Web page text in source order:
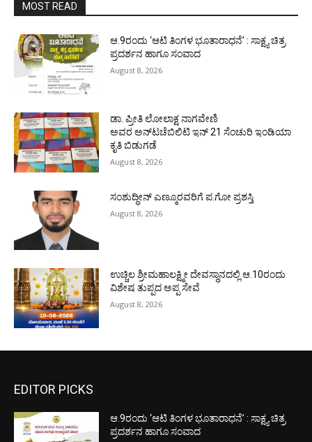
MOST READ
ಆ.9ರಂದು ‘ಆಟಿ ತಿಂಗಳ ಭೂತಾರಾಧನೆ’ : ಸಾಕ್ಷ್ಯ ಚಿತ್ರ
ಪ್ರದರ್ಶನ ಹಾಗೂ ಸಂವಾದ
August 8, 2026
ಡಾ. ಪ್ರೀತಿ ಲೋಲಾಕ್ಷ ನಾಗವೇಣಿ
ಅವರ ಅನ್‌ಟಚೆಬಿಲಿಟಿ ಇನ್ 21 ಸೆಂಚುರಿ ಇಂಡಿಯಾ
ಕೃತಿ ಬಿಡುಗಡೆ
August 8, 2026
ಸಂಶುದ್ಧೀನ್ ಎಣ್ಮೂರವರಿಗೆ ಪ.ಗೋ ಪ್ರಶಸ್ತಿ
August 8, 2026
ಉಚ್ಚಿಲ ಶ್ರೀಮಹಾಲಕ್ಷ್ಮೀ ದೇವಸ್ಥಾನದಲ್ಲಿ ಆ.10ರಂದು
ವಿಶೇಷ ತುಪ್ಪದ ಅಪ್ಪ ಸೇವೆ
August 8, 2026
EDITOR PICKS
ಆ.9ರಂದು ‘ಆಟಿ ತಿಂಗಳ ಭೂತಾರಾಧನೆ’ : ಸಾಕ್ಷ್ಯ ಚಿತ್ರ
ಪ್ರದರ್ಶನ ಹಾಗೂ ಸಂವಾದ